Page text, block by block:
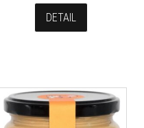
DETAIL